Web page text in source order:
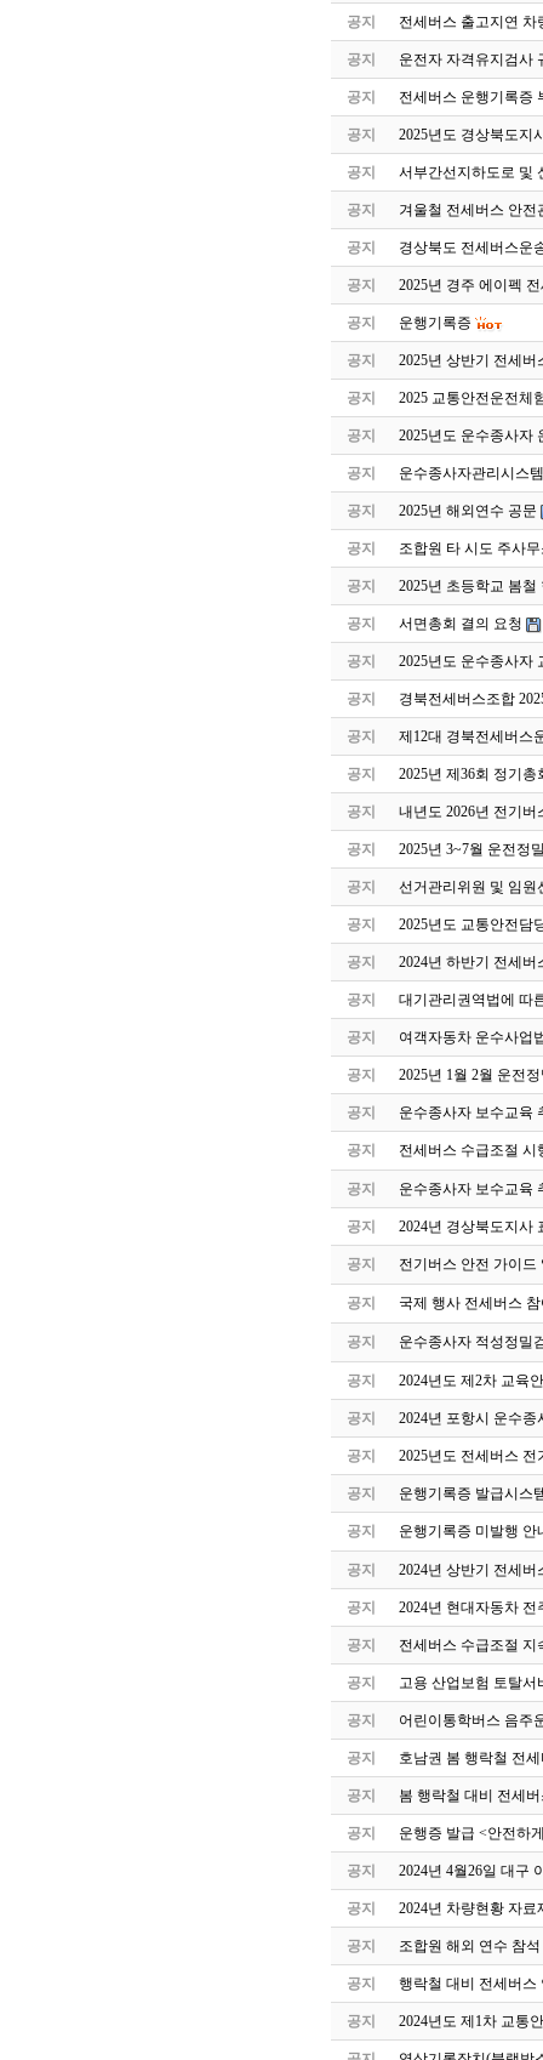
공지 전세버스 출고지연 차
공지 운전자 자격유지검사
공지 전세버스 운행기록증
공지 2025년도 경상북도지
공지 서부간선지하도로 및
공지 겨울철 전세버스 안전
공지 경상북도 전세버스운
공지 2025년 경주 에이펙
공지 운행기록증
공지 2025년 상반기 전세
공지 2025 교통안전운전체
공지 2025년도 운수종사자
공지 운수종사자관리시스
공지 2025년 해외연수 공문
공지 조합원 타 시도 주사
공지 2025년 초등학교 봄
공지 서면총회 결의 요청
공지 2025년도 운수종사자
공지 경북전세버스조합
공지 제12대 경북전세버스
공지 2025년 제36회 정기총
공지 내년도 2026년 전기
공지 2025년 3~7월 운전정
공지 선거관리위원 및 임원
공지 2025년도 교통안전담
공지 2024년 하반기 전세
공지 대기관리권역법에 따
공지 여객자동차 운수사업
공지 2025년 1월 2월 운전
공지 운수종사자 보수교육
공지 전세버스 수급조절 시
공지 운수종사자 보수교육
공지 2024년 경상북도지사
공지 전기버스 안전 가이드
공지 국제 행사 전세버스
공지 운수종사자 적성정밀
공지 2024년도 제2차 교육
공지 2024년 포항시 운수
공지 2025년도 전세버스
공지 운행기록증 발급시스
공지 운행기록증 미발행 안
공지 2024년 상반기 전세
공지 2024년 현대자동차
공지 전세버스 수급조절 지
공지 고용 산업보험 토탈서
공지 어린이통학버스 음주
공지 호남권 봄 행락철 전
공지 봄 행락철 대비 전세
공지 운행증 발급 <안전하
공지 2024년 4월26일 대구
공지 2024년 차량현황 자료
공지 조합원 해외 연수 참
공지 행락철 대비 전세버스
공지 2024년도 제1차 교통